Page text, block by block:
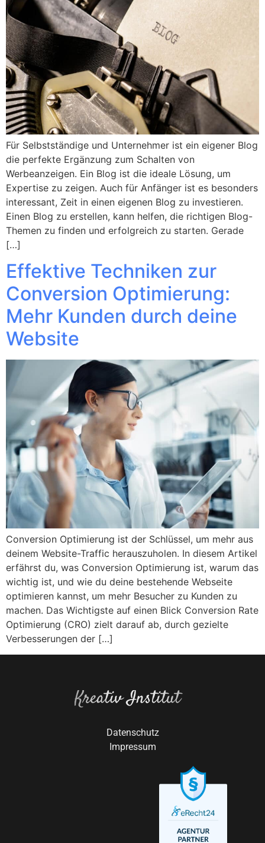
Für Selbstständige und Unternehmer ist ein eigener Blog
die perfekte Ergänzung zum Schalten von
Werbeanzeigen. Ein Blog ist die ideale Lösung, um
Expertise zu zeigen. Auch für Anfänger ist es besonders
interessant, Zeit in einen eigenen Blog zu investieren.
Einen Blog zu erstellen, kann helfen, die richtigen Blog-
Themen zu finden und erfolgreich zu starten. Gerade
[…]
Effektive Techniken zur
Conversion Optimierung:
Mehr Kunden durch deine
Website
Conversion Optimierung ist der Schlüssel, um mehr aus
deinem Website-Traffic herauszuholen. In diesem Artikel
erfährst du, was Conversion Optimierung ist, warum das
wichtig ist, und wie du deine bestehende Webseite
optimieren kannst, um mehr Besucher zu Kunden zu
machen. Das Wichtigste auf einen Blick Conversion Rate
Optimierung (CRO) zielt darauf ab, durch gezielte
Verbesserungen der […]
Kreativ Institut
Datenschutz
Impressum